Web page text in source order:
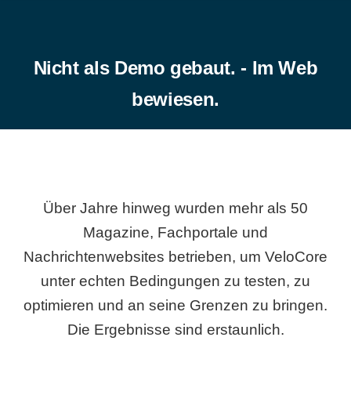
Nicht als Demo gebaut. - Im Web
bewiesen.
Über Jahre hinweg wurden mehr als 50
Magazine, Fachportale und
Nachrichtenwebsites betrieben, um VeloCore
unter echten Bedingungen zu testen, zu
optimieren und an seine Grenzen zu bringen.
Die Ergebnisse sind erstaunlich.